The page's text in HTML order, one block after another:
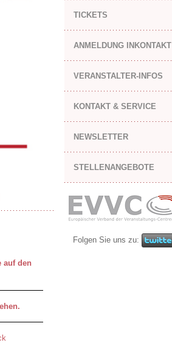
TICKETS
ANMELDUNG INKONTAKT
VERANSTALTER-INFOS
KONTAKT & SERVICE
NEWSLETTER
STELLENANGEBOTE
Folgen Sie uns zu:
auf den